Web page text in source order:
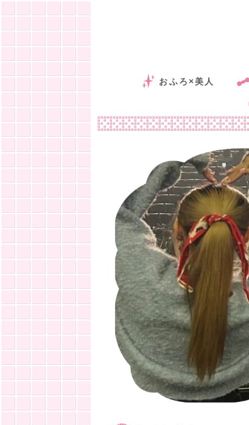
おふろ×美人